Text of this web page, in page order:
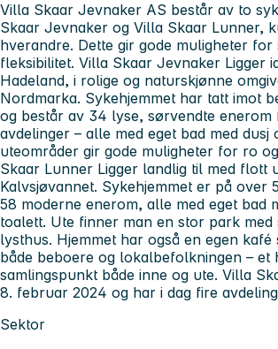
Villa Skaar Jevnaker AS består av to
Skaar Jevnaker og Villa Skaar Lunner,
hverandre. Dette gir gode muligheter for
fleksibilitet. Villa Skaar Jevnaker Ligger
Hadeland, i rolige og naturskjønne
Nordmarka. Sykehjemmet har tatt imot
og består av 34 lyse, sørvendte
avdelinger – alle med eget bad med dusj
uteområder gir gode muligheter for ro
Skaar Lunner Ligger landlig til med flott
Kalvsjøvannet. Sykehjemmet er på over
58 moderne enerom, alle med eget bad
toalett. Ute finner man en stor park med
lysthus. Hjemmet har også en egen
både beboere og lokalbefolkningen – et
samlingspunkt både inne og ute. Villa
8. februar 2024 og har i dag fire
Sektor